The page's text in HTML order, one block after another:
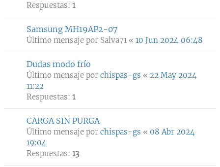
Respuestas: 1
Samsung MH19AP2-07
Último mensaje por Salva71 « 10 Jun 2024 06:48
Dudas modo frío
Último mensaje por chispas-gs « 22 May 2024
11:22
Respuestas: 1
CARGA SIN PURGA
Último mensaje por chispas-gs « 08 Abr 2024
19:04
Respuestas: 13